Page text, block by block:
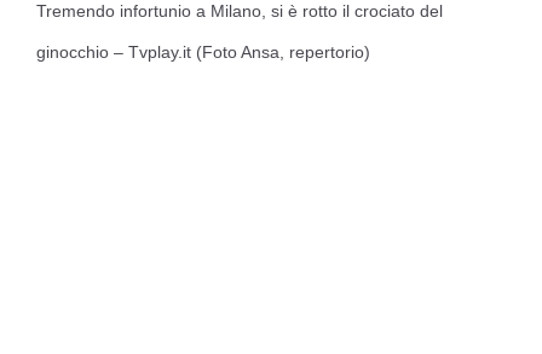
Tremendo infortunio a Milano, si è rotto il crociato del
ginocchio – Tvplay.it (Foto Ansa, repertorio)